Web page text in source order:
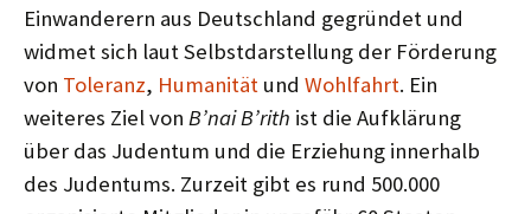
Einwanderern aus Deutschland gegründet und
widmet sich laut Selbstdarstellung der Förderung
von Toleranz, Humanität und Wohlfahrt. Ein
weiteres Ziel von B’nai B’rith ist die Aufklärung
über das Judentum und die Erziehung innerhalb
des Judentums. Zurzeit gibt es rund 500.000